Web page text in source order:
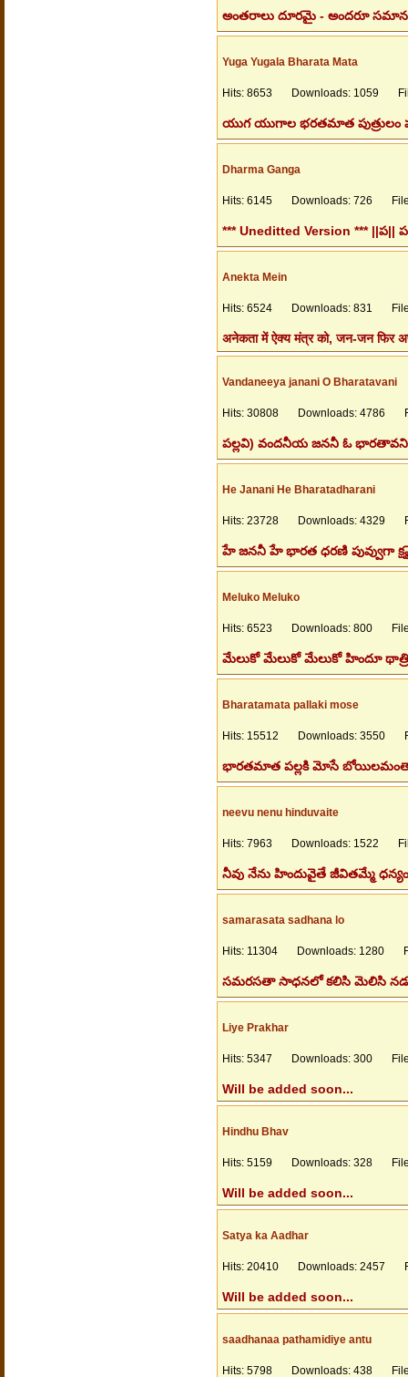
అంతరాలు దూరమై - అందరూ
Yuga Yugala Bharata Mata
Hits: 8653 Downloads: 1059
యుగ యుగాల భరతమాత పుత్రులం
Dharma Ganga
Hits: 6145 Downloads: 726
*** Uneditted Version ***
Anekta Mein
Hits: 6524 Downloads: 831
अनेकता में ऐक्य मंत्र को, जन-जन फिर
Vandaneeya janani O Bharatavani
Hits: 30808 Downloads: 4786
పల్లవి) వందనీయ జననీ ఓ
He Janani He Bharatadharani
Hits: 23728 Downloads: 4329
హే జననీ హే భారత ధరణి పువ్వుగా
Meluko Meluko
Hits: 6523 Downloads: 800
మేలుకో మేలుకో మేలుకో హిందూ
Bharatamata pallaki mose
Hits: 15512 Downloads: 3550
భారతమాత పల్లకి మోసే బోయిలమంతా
neevu nenu hinduvaite
Hits: 7963 Downloads: 1522
నీవు నేను హిందువైతే జీవితమ్మే
samarasata sadhana lo
Hits: 11304 Downloads: 1280
సమరసతా సాధనలో కలిసి మెలిసి
Liye Prakhar
Hits: 5347 Downloads: 300
Will be added soon...
Hindhu Bhav
Hits: 5159 Downloads: 328
Will be added soon...
Satya ka Aadhar
Hits: 20410 Downloads: 2457
Will be added soon...
saadhanaa pathamidiye antu
Hits: 5798 Downloads: 438